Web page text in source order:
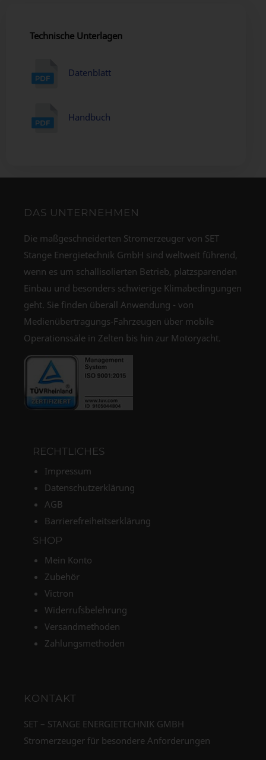
Technische Unterlagen
Datenblatt
Handbuch
DAS UNTERNEHMEN
Die maßgeschneiderten Stromerzeuger von SET
Stange Energietechnik GmbH sind weltweit führend,
wenn es um schallisolierten Betrieb, platzsparenden
Einbau und besonders schwierige Klimabedingungen
geht. Sie finden überall Anwendung - von
Medienübertragungs-Fahrzeugen über mobile
Operationssäle in Zelten bis hin zur Motoryacht.
RECHTLICHES
Impressum
Datenschutzerklärung
AGB
Barrierefreiheitserklärung
SHOP
Mein Konto
Zubehör
Victron
Widerrufsbelehrung
Versandmethoden
Zahlungsmethoden
KONTAKT
SET – STANGE ENERGIETECHNIK GMBH
Stromerzeuger für besondere Anforderungen